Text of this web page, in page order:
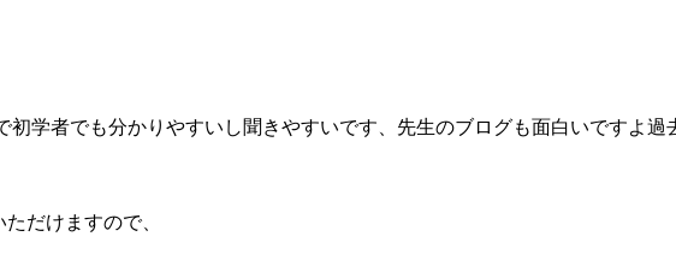
者でも分かりやすいし聞きやすいです、先生のブログも面白いですよ過
だけますので、